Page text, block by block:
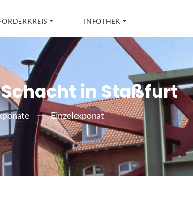
INFOTHEK
in Staßfurt
Einzelexponat